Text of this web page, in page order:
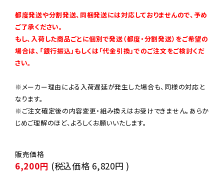
都度発送や分割発送、同梱発送には対応しておりませんので、予め
ご了承ください。
もし、入荷した商品ごとに個別で発送（都度・分割発送）をご希望の
場合は、「銀行振込」もしくは「代金引換」でのご注文をご検討くだ
さい。
※メーカー理由による入荷遅延が発生した場合も、同様の対応と
なります。
※ご注文確定後の内容変更・組み換えはお受けできません。あらか
じめご理解のほど、よろしくお願いいたします。
6,200円 (税込価格 6,820円 )